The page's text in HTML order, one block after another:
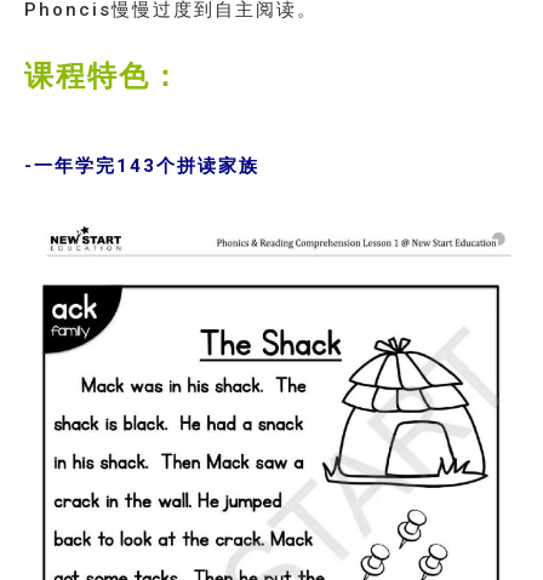
Phoncis慢慢过度到自主阅读。
课程特色：
-一年学完143个拼读家族